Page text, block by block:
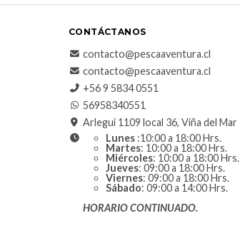
CONTÁCTANOS
contacto@pescaaventura.cl
contacto@pescaaventura.cl
+56 9 5834 0551
56958340551
Arlegui 1109 local 36, Viña del Mar
Lunes :10:00 a 18:00 Hrs.
Martes: 10:00 a 18:00 Hrs.
Miércoles: 10:00 a 18:00 Hrs.
Jueves: 09:00 a 18:00 Hrs.
Viernes: 09:00 a 18:00 Hrs.
Sábado: 09:00 a 14:00 Hrs.
HORARIO CONTINUADO.